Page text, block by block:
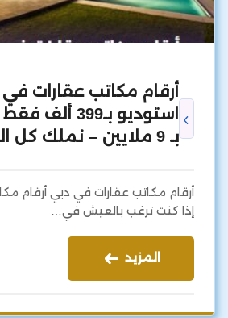
أرقام مكاتب عقارات
استوديو
بـ 9 ملايين – نملك كل الخيارات!
أرقام مكاتب عقارات في دبي أرقام
إذا كنت ترغب بالعيش في…
المزيد